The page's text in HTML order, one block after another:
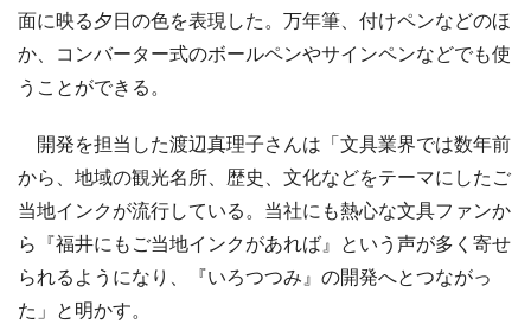
面に映る夕日の色を表現した。万年筆、付けペンなどのほ
か、コンバーター式のボールペンやサインペンなどでも使
うことができる。
開発を担当した渡辺真理子さんは「文具業界では数年前
から、地域の観光名所、歴史、文化などをテーマにしたご
当地インクが流行している。当社にも熱心な文具ファンか
ら『福井にもご当地インクがあれば』という声が多く寄せ
られるようになり、『いろつつみ』の開発へとつながっ
た」と明かす。